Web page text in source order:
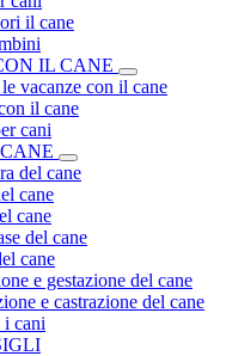
il cane
IL CANE
vacanze con il cane
il cane
cani
del cane
cane
cane
del cane
cane
e gestazione del cane
e castrazione del cane
i cani